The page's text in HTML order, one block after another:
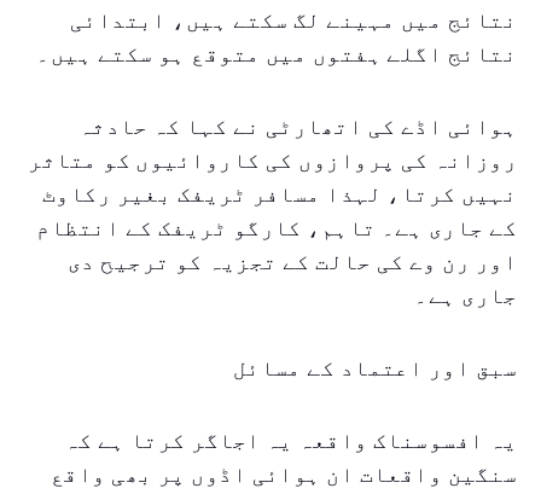
نتائج میں مہینے لگ سکتے ہیں، ابتدائی
نتائج اگلے ہفتوں میں متوقع ہو سکتے ہیں۔
ہوائی اڈے کی اتھارٹی نے کہا کہ حادثہ
روزانہ کی پروازوں کی کاروائیوں کو متاثر
نہیں کرتا، لہذا مسافر ٹریفک بغیر رکاوٹ
کے جاری ہے۔ تاہم، کارگو ٹریفک کے انتظام
اور رن وے کی حالت کے تجزیہ کو ترجیح دی
جاری ہے۔
سبق اور اعتماد کے مسائل
یہ افسوسناک واقعہ یہ اجاگر کرتا ہے کہ
سنگین واقعات ان ہوائی اڈوں پر بھی واقع